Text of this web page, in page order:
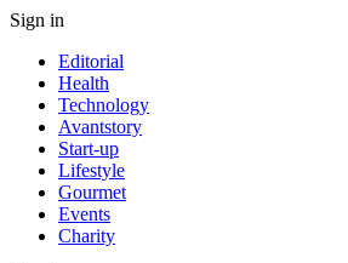
Sign in
Editorial
Health
Technology
Avantstory
Start-up
Lifestyle
Gourmet
Events
Charity